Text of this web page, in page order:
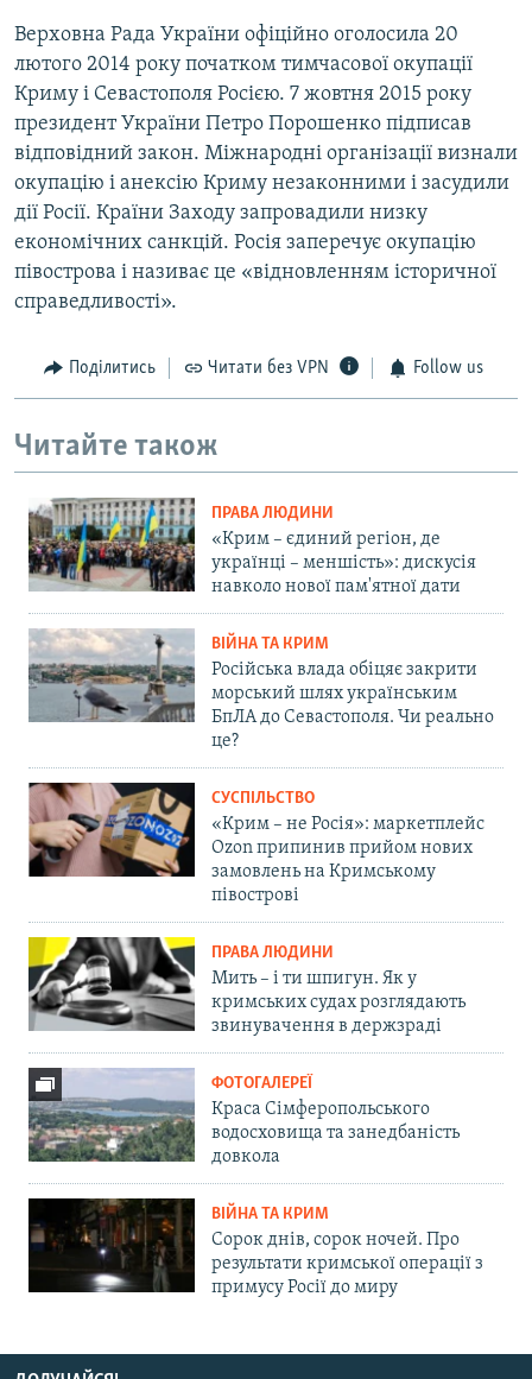
Верховна Рада України офіційно оголосила 20
лютого 2014 року початком тимчасової окупації
Криму і Севастополя Росією. 7 жовтня 2015 року
президент України Петро Порошенко підписав
відповідний закон. Міжнародні організації визнали
окупацію і анексію Криму незаконними і засудили
дії Росії. Країни Заходу запровадили низку
економічних санкцій. Росія заперечує окупацію
півострова і називає це «відновленням історичної
справедливості».
Поділитись Читати без VPN Follow us
Читайте також
ПРАВА ЛЮДИНИ
«Крим – єдиний регіон, де
українці – меншість»: дискусія
навколо нової пам'ятної дати
ВІЙНА ТА КРИМ
Російська влада обіцяє закрити
морський шлях українським
БпЛА до Севастополя. Чи реально
це?
СУСПІЛЬСТВО
«Крим – не Росія»: маркетплейс
Ozon припинив прийом нових
замовлень на Кримському
півострові
ПРАВА ЛЮДИНИ
Мить – і ти шпигун. Як у
кримських судах розглядають
звинувачення в держзраді
ФОТОГАЛЕРЕЇ
Краса Сімферопольського
водосховища та занедбаність
довкола
ВІЙНА ТА КРИМ
Сорок днів, сорок ночей. Про
результати кримської операції з
примусу Росії до миру